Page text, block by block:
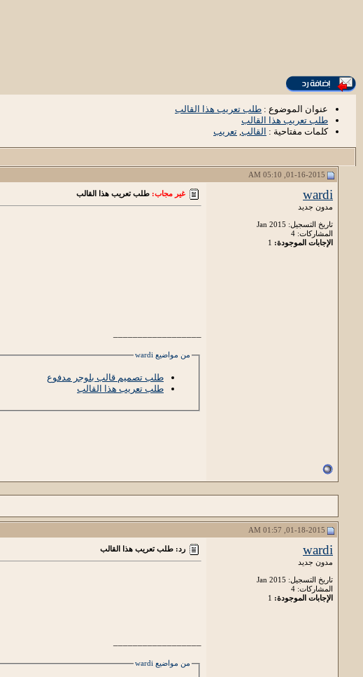
عنوان الموضوع : طلب تعريب هذا القالب
طلب تعريب هذا القالب
كلمات مفتاحية : القالب, تعريب
wardi
مدون جديد
تاريخ التسجيل: Jan 2015
المشاركات: 4
الإجابات الموجودة:
غير مجاب: طلب تعريب هذا القالب
من مواضيع wardi
طلب تصميم قالب بلوجر مدفوع
طلب تعريب هذا القالب
wardi
مدون جديد
تاريخ التسجيل: Jan 2015
المشاركات: 4
الإجابات الموجودة:
رد: طلب تعريب هذا القالب
من مواضيع wardi